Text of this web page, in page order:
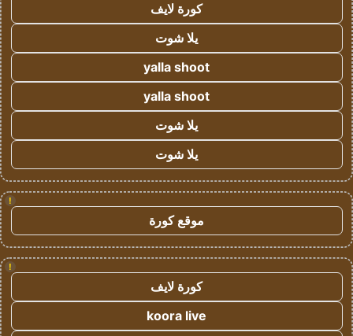
كورة لايف
يلا شوت
yalla shoot
yalla shoot
يلا شوت
يلا شوت
!
موقع كورة
!
كورة لايف
koora live